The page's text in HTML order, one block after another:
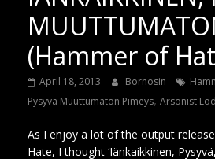
(Hammer of
April 18, 2013 Bornosin
Pysyvä Muuttumaton Pimeys, Arsonist
As I enjoy a lot of the output
Hate, I thought ‘Iänkaikkinen,